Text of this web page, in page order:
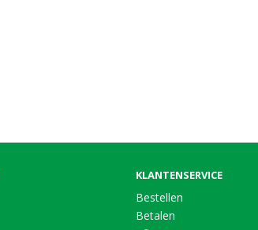
KLANTENSERVICE
Bestellen
Betalen